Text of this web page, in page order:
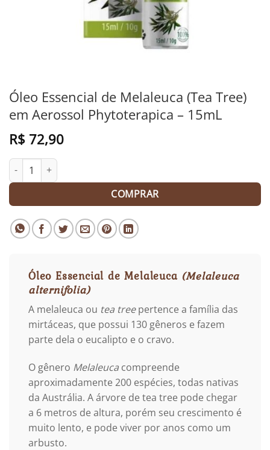
Óleo Essencial de Melaleuca (Tea Tree)
em Aerossol Phytoterapica – 15mL
R$ 72,90
Óleo Essencial de Melaleuca (Tea Tree) em Aerossol
COMPRAR
Óleo Essencial de Melaleuca (Melaleuca
alternifolia)
A melaleuca ou tea treepertence a família das
mirtáceas, que possui 130 gêneros e fazem
parte dela o eucalipto e o cravo.
O gênero Melaleuca compreende
aproximadamente 200 espécies, todas nativas
da Austrália. A árvore de tea tree pode chegar
a 6 metros de altura, porém seu crescimento é
muito lento, e pode viver por anos como um
arbusto.